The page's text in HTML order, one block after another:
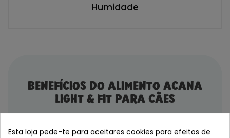
Humidade
BENEFÍCIOS DO ALIMENTO ACANA
LIGHT & FIT PARA CÃES
Esta loja pede-te para aceitares cookies para efeitos de